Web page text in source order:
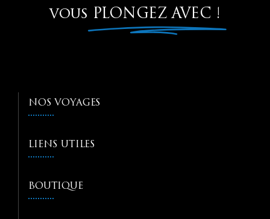
vous PLONGEZ AVEC !
NOS VOYAGES
LIENS UTILES
BOUTIQUE